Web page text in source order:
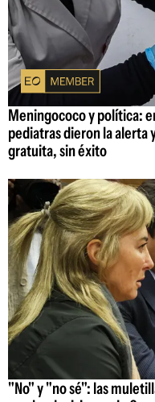
Meningococo y política:
pediatras dieron la alerta
gratuita, sin éxito
"No" y "no sé": las